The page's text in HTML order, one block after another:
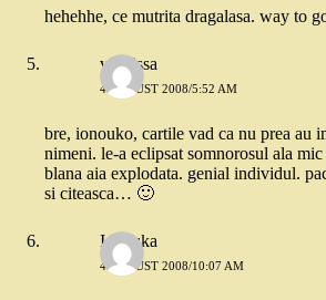
hehehhe, ce mutrita dragalasa. way to
vasilissa
4 AUGUST 2008/5:52 AM
bre, ionouko, cartile vad ca nu prea au
nimeni. le-a eclipsat somnorosul ala
blana aia explodata. genial individul.
si citeasca… 🙂
Ionouka
4 AUGUST 2008/10:07 AM